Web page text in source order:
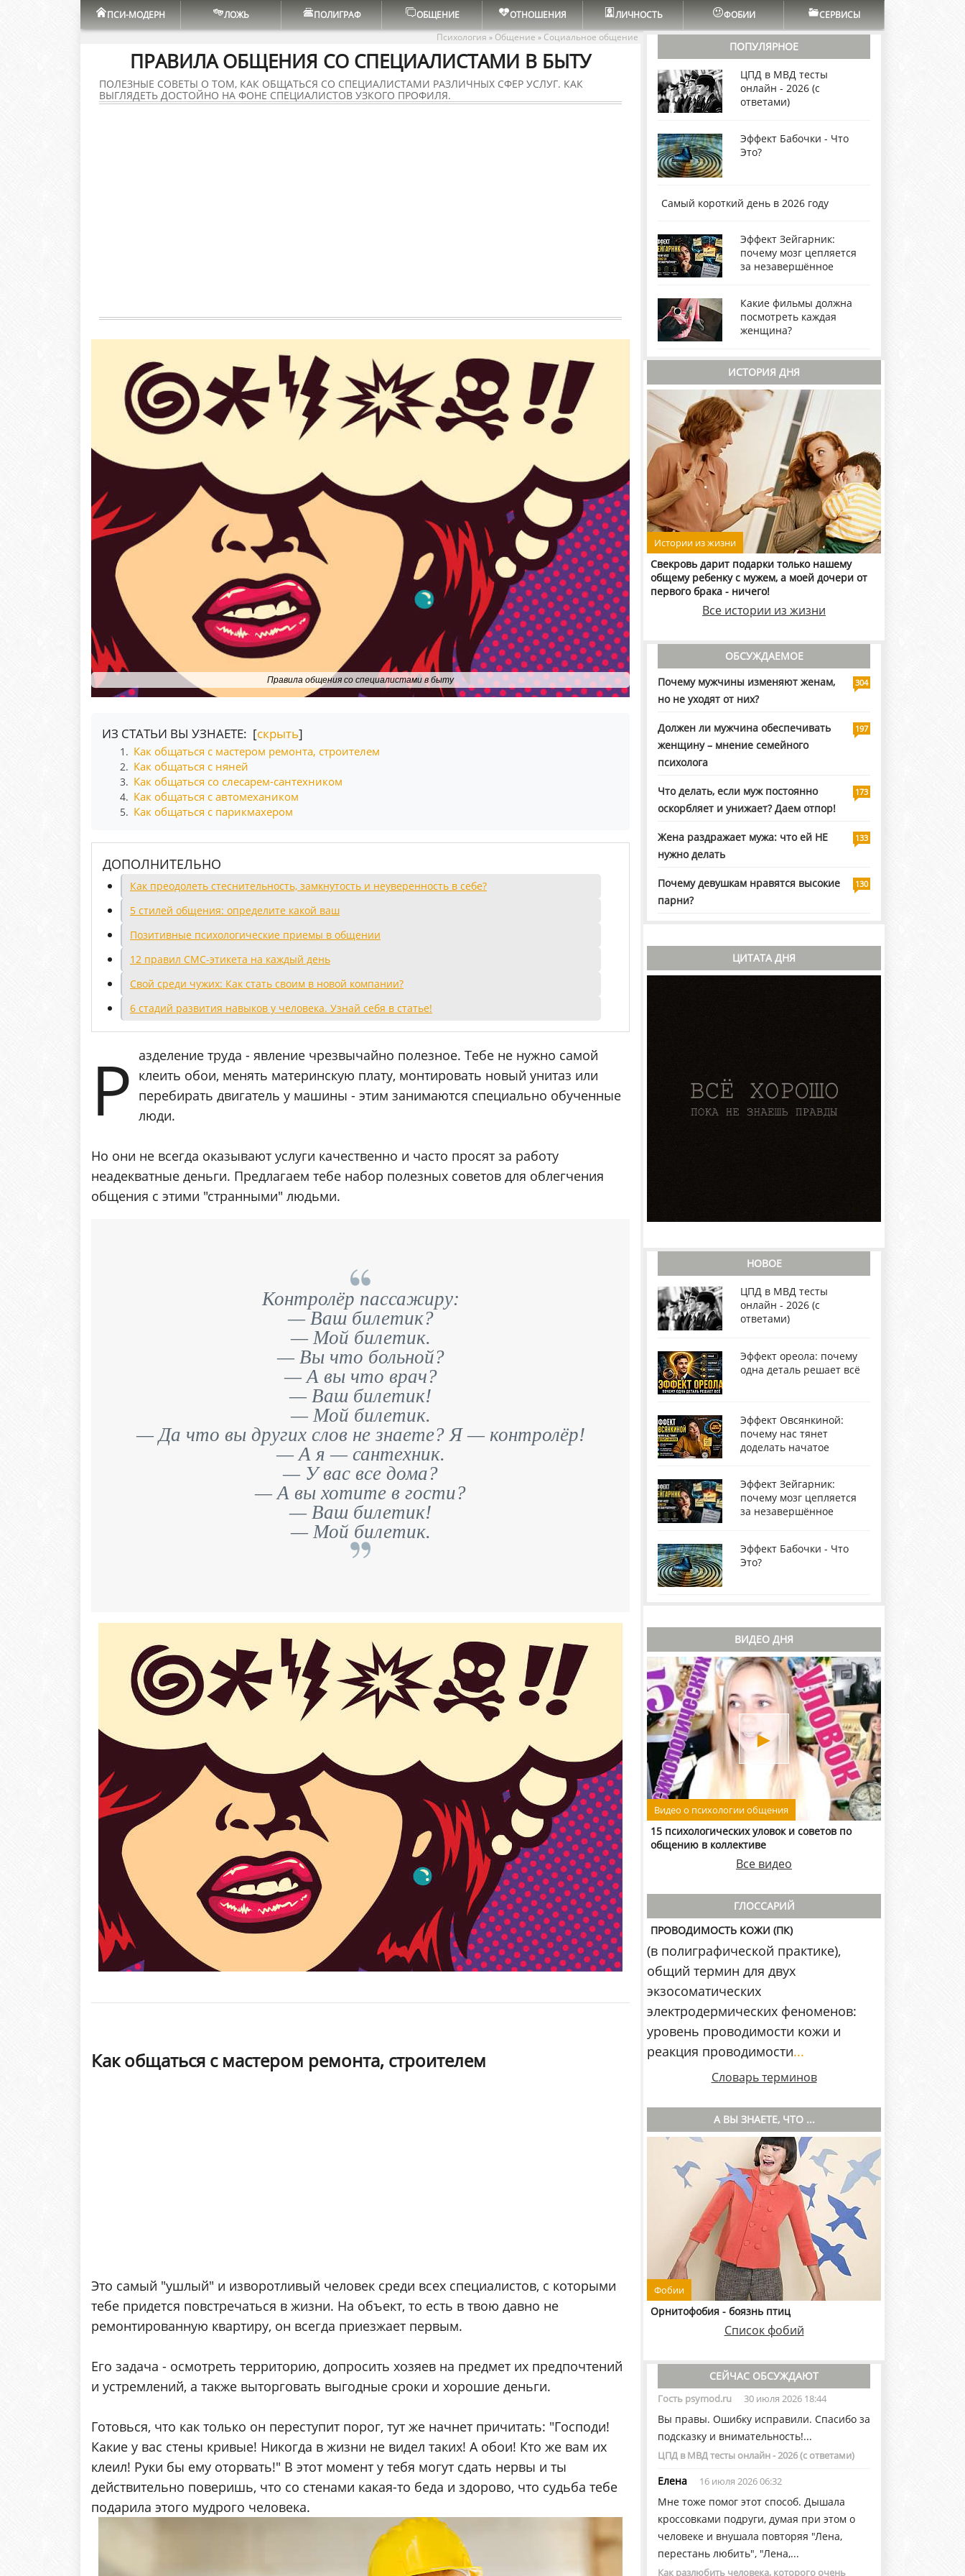
ПСИ-МОДЕРН ЛОЖЬ ПОЛИГРАФ ОБЩЕНИЕ ОТНОШЕНИЯ ЛИЧНОСТЬ ФОБИИ
СЕРВИСЫ
Психология » Общение » Социальное общение
ПРАВИЛА ОБЩЕНИЯ СО СПЕЦИАЛИСТАМИ В БЫТУ
ПОЛЕЗНЫЕ СОВЕТЫ О ТОМ, КАК ОБЩАТЬСЯ СО СПЕЦИАЛИСТАМИ РАЗЛИЧНЫХ СФЕР УСЛУГ. КАК
ВЫГЛЯДЕТЬ ДОСТОЙНО НА ФОНЕ СПЕЦИАЛИСТОВ УЗКОГО ПРОФИЛЯ.
Правила общения со специалистами в быту
ИЗ СТАТЬИ ВЫ УЗНАЕТЕ: [скрыть]
1. Как общаться с мастером ремонта, строителем
2. Как общаться с няней
3. Как общаться со слесарем-сантехником
4. Как общаться с автомехаником
5. Как общаться с парикмахером
ДОПОЛНИТЕЛЬНО
Как преодолеть стеснительность, замкнутость и неуверенность в себе?
5 стилей общения: определите какой ваш
Позитивные психологические приемы в общении
12 правил СМС-этикета на каждый день
Свой среди чужих: Как стать своим в новой компании?
6 стадий развития навыков у человека. Узнай себя в статье!
Р азделение труда - явление чрезвычайно полезное. Тебе не нужно самой
клеить обои, менять материнскую плату, монтировать новый унитаз или
перебирать двигатель у машины - этим занимаются специально обученные
люди.
Но они не всегда оказывают услуги качественно и часто просят за работу
неадекватные деньги. Предлагаем тебе набор полезных советов для облегчения
общения с этими "странными" людьми.
Контролёр пассажиру:
— Ваш билетик?
— Мой билетик.
— Вы что больной?
— А вы что врач?
— Ваш билетик!
— Мой билетик.
— Да что вы других слов не знаете? Я — контролёр!
— А я — сантехник.
— У вас все дома?
— А вы хотите в гости?
— Ваш билетик!
— Мой билетик.
Как общаться с мастером ремонта, строителем
Это самый "ушлый" и изворотливый человек среди всех специалистов, с которыми
тебе придется повстречаться в жизни. На объект, то есть в твою давно не
ремонтированную квартиру, он всегда приезжает первым.
Его задача - осмотреть территорию, допросить хозяев на предмет их предпочтений
и устремлений, а также выторговать выгодные сроки и хорошие деньги.
Готовься, что как только он переступит порог, тут же начнет причитать: "Господи!
Какие у вас стены кривые! Никогда в жизни не видел таких! А обои! Кто же вам их
клеил! Руки бы ему оторвать!" В этот момент у тебя могут сдать нервы и ты
действительно поверишь, что со стенами какая-то беда и здорово, что судьба тебе
подарила этого мудрого человека.
ПОПУЛЯРНОЕ
ЦПД в МВД тесты
онлайн - 2026 (с
ответами)
Эффект Бабочки - Что
Это?
Самый короткий день в 2026 году
Эффект Зейгарник:
почему мозг цепляется
за незавершённое
Какие фильмы должна
посмотреть каждая
женщина?
ИСТОРИЯ ДНЯ
Истории из жизни
Свекровь дарит подарки только нашему
общему ребенку с мужем, а моей дочери от
первого брака - ничего!
Все истории из жизни
ОБСУЖДАЕМОЕ
Почему мужчины изменяют женам,
но не уходят от них?
304
Должен ли мужчина обеспечивать
женщину – мнение семейного
психолога
197
Что делать, если муж постоянно
оскорбляет и унижает? Даем отпор!
173
Жена раздражает мужа: что ей НЕ
нужно делать
133
Почему девушкам нравятся высокие
парни?
130
ЦИТАТА ДНЯ
НОВОЕ
ЦПД в МВД тесты
онлайн - 2026 (с
ответами)
Эффект ореола: почему
одна деталь решает всё
Эффект Овсянкиной:
почему нас тянет
доделать начатое
Эффект Зейгарник:
почему мозг цепляется
за незавершённое
Эффект Бабочки - Что
Это?
ВИДЕО ДНЯ
►
Видео о психологии общения
15 психологических уловок и советов по
общению в коллективе
Все видео
ГЛОССАРИЙ
ПРОВОДИМОСТЬ КОЖИ (ПК)
(в полиграфической практике),
общий термин для двух
экзосоматических
электродермических феноменов:
уровень проводимости кожи и
реакция проводимости...
Словарь терминов
А ВЫ ЗНАЕТЕ, ЧТО ...
Фобии
Орнитофобия - боязнь птиц
Список фобий
СЕЙЧАС ОБСУЖДАЮТ
Гость psymod.ru 30 июля 2026 18:44
Вы правы. Ошибку исправили. Спасибо за
подсказку и внимательность!...
ЦПД в МВД тесты онлайн - 2026 (с ответами)
Елена 16 июля 2026 06:32
Мне тоже помог этот способ. Дышала
кроссовками подруги, думая при этом о
человеке и внушала повторяя "Лена,
перестань любить", "Лена,...
Как разлюбить человека, которого очень